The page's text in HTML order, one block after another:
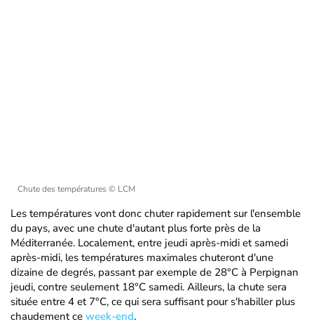
Chute des températures © LCM
Les températures vont donc chuter rapidement sur l'ensemble
du pays, avec une chute d'autant plus forte près de la
Méditerranée. Localement, entre jeudi après-midi et samedi
après-midi, les températures maximales chuteront d'une
dizaine de degrés, passant par exemple de 28°C à Perpignan
jeudi, contre seulement 18°C samedi. Ailleurs, la chute sera
située entre 4 et 7°C, ce qui sera suffisant pour s'habiller plus
chaudement ce week-end.